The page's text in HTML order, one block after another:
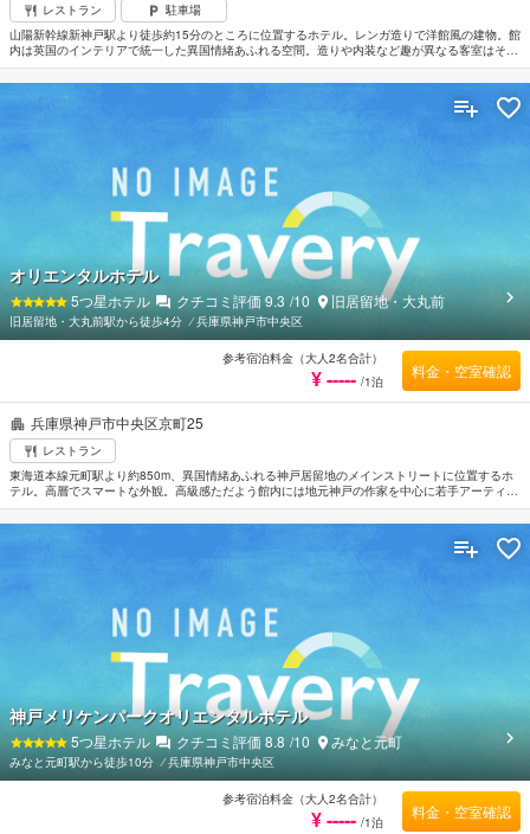
レストラン
駐車場
山陽新幹線新神戸駅より徒歩約15分のところに位置するホテル。レンガ造りで洋館風の建物。館
内は英国のインテリアで統一した異国情緒あふれる空間。造りや内装など趣が異なる客室はそれ
ぞれ上質な家具やファブリックを配し気品がただよっている。レストランでは豊富なワインとと
もに美味しいフレンチが堪能できるのも魅力的。生田神社まで約750m。伊丹空港から車で約40
兵庫県神戸市中央区京町25
レストラン
東海道本線元町駅より約850m、異国情緒あふれる神戸居留地のメインストリートに位置するホ
テル。高層でスマートな外観。高級感ただよう館内には地元神戸の作家を中心に若手アーティス
トの作品が至るところに飾られている。客室は上質な家具を配しエキゾチックなオリエンタルテ
イストでまとめられ洗練された空間。国道2号線が通り移動しやすいロケーション。
オリエンタルホテル
5つ星ホテル クチコミ評価9.3 /10 旧居留地・大丸前
旧居留地・大丸前駅から徒歩4分 ⁄兵庫県神戸市中央区
参考宿泊料金（大人2名合計）
¥ ----- /1泊
料金・空室確認
神戸メリケンパークオリエンタルホテル
5つ星ホテル クチコミ評価8.8 /10 みなと元町
みなと元町駅から徒歩10分 ⁄兵庫県神戸市中央区
参考宿泊料金（大人2名合計）
¥ ----- /1泊
料金・空室確認